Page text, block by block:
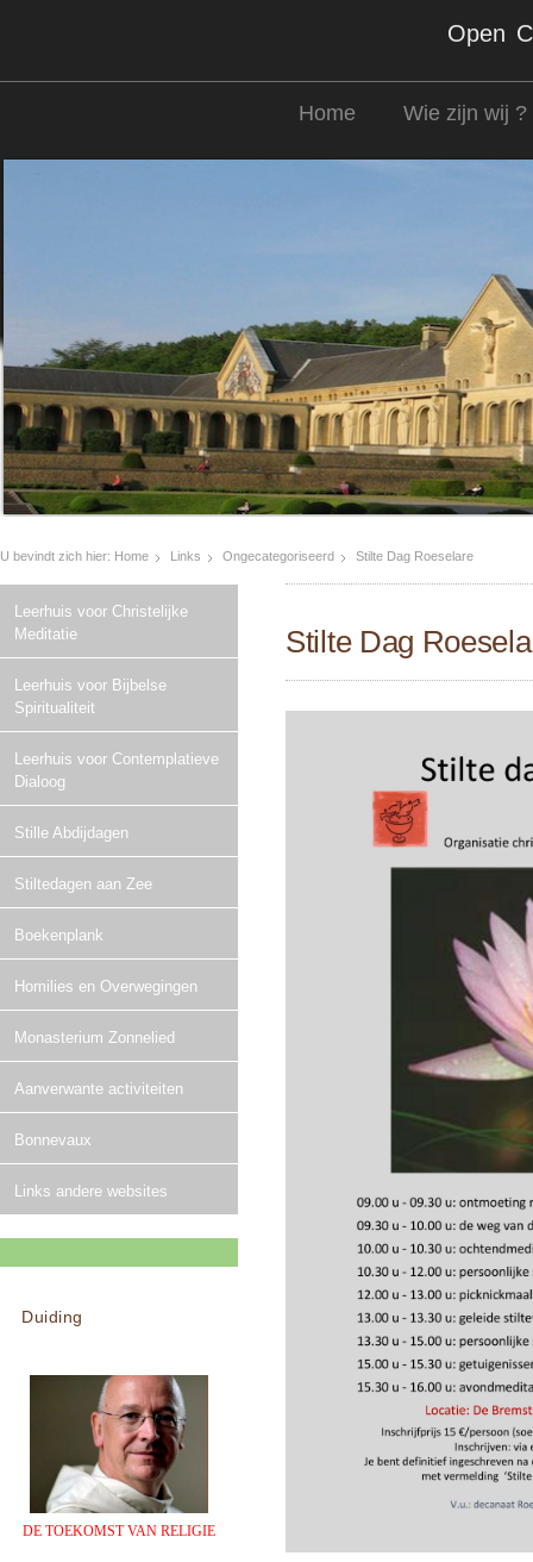
Open
Home Wie zijn wij ?
U bevindt zich hier: Home Links Ongecategoriseerd Stilte Dag Roeselare
Leerhuis voor Christelijke
Meditatie
Leerhuis voor Bijbelse
Spiritualiteit
Leerhuis voor Contemplatieve
Dialoog
Stille Abdijdagen
Stiltedagen aan Zee
Boekenplank
Homilies en Overwegingen
Monasterium Zonnelied
Aanverwante activiteiten
Bonnevaux
Links andere websites
Duiding
DE TOEKOMST VAN RELIGIE
Stilte Dag